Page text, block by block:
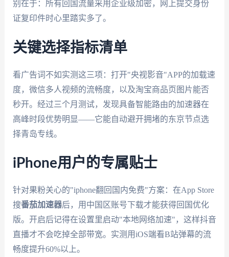
别在于：所有回国流量采用企业级加密，网上提交身份
证复印件时心里踏实多了。
关键选择指标清单
看广告词不如实测这三项：打开"央视影音"APP的加载速
度，微信多人视频的流畅度，以及淘宝商品页图片能否
秒开。经过三个月测试，发现具备智能路由的加速器在
高峰时段优势明显——它能自动避开拥堵的东京节点选
择青岛专线。
iPhone用户的专属贴士
针对果粉关心的"iphone翻回国内免费"方案：在App Store
搜番茄加速器后，用中国区账号下载才能获得回国优化
版。开启后记得在设置里启动"本地网络加速"，这样抖音
直播才不会吃掉全部带宽。实测用iOS端看B站弹幕的流
畅度提升60%以上。